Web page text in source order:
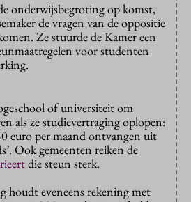
onderwijsbegroting op komst,
de vragen van de oppositie
Ze stuurde de Kamer een
voor studenten
of universiteit om
als ze studievertraging oplopen:
euro per maand ontvangen uit
Ook gemeenten reiken de
die steun sterk.
houdt eveneens rekening met